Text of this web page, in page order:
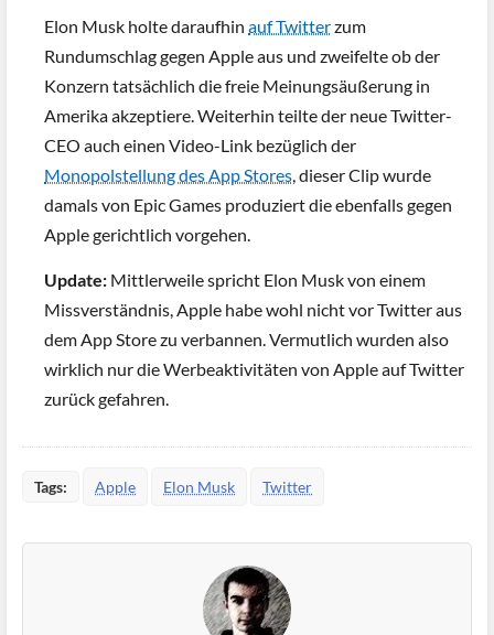
Elon Musk holte daraufhin auf Twitterzum
Rundumschlag gegen Apple aus und zweifelte ob der
Konzern tatsächlich die freie Meinungsäußerung in
Amerika akzeptiere. Weiterhin teilte der neue Twitter-
CEO auch einen Video-Link bezüglich der
Monopolstellung des App Stores , dieser Clip wurde
damals von Epic Games produziert die ebenfalls gegen
Apple gerichtlich vorgehen.
Update: Mittlerweile spricht Elon Musk von einem
Missverständnis, Apple habe wohl nicht vor Twitter aus
dem App Store zu verbannen. Vermutlich wurden also
wirklich nur die Werbeaktivitäten von Apple auf Twitter
zurück gefahren.
Tags: Apple Elon Musk Twitter